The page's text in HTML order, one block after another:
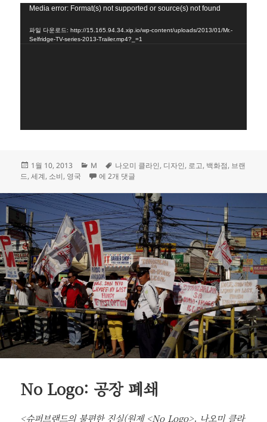
Media error: Format(s) not supported or source(s) not found
파일 다운로드: http://15.165.94.34.xip.io/wp-content/uploads/2013/01/Mr.-
Selfridge-TV-series-2013-Trailer.mp4?_=1
작
성
자
1월 10, 2013
카
테
리
M
태
그
나오미 클라인, 디자인, 로고, 백화점, 브랜
드,세계, 소비, 영국 나오미 클라인의 노-로고가 아니라 셀프리지의 노-노
에 2개 댓글
No Logo: 공장 폐쇄
<슈퍼브랜드의 불편한 진실(원제 <No Logo>, 나오미 클라